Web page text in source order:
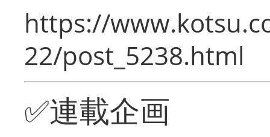
https://
22/post_5238.html
✅連載企画